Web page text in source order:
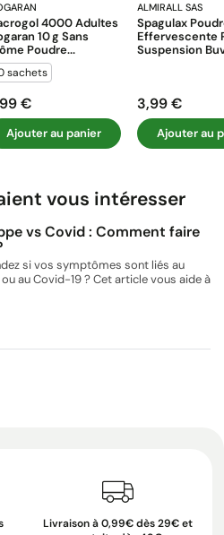
4000 Adultes
10 G Sans
Poudre...
sachets
€
Ajouter au panier
ALMIRALL SAS
Spagulax
Effervescente
Suspension
Prix
3,99 €
Ajouter au
vous intéresser
vs Covid : Comment faire
si vos symptômes sont liés au
au Covid-19 ? Cet article vous aide à
Livraison à 0,99€ dès 29€ et